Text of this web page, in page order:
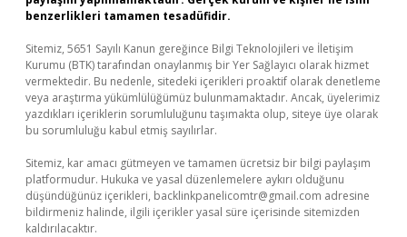
benzerlikleri tamamen tesadüfidir.
Sitemiz, 5651 Sayılı Kanun gereğince Bilgi Teknolojileri ve İletişim
Kurumu (BTK) tarafından onaylanmış bir Yer Sağlayıcı olarak hizmet
vermektedir. Bu nedenle, sitedeki içerikleri proaktif olarak denetleme
veya araştırma yükümlülüğümüz bulunmamaktadır. Ancak, üyelerimiz
yazdıkları içeriklerin sorumluluğunu taşımakta olup, siteye üye olarak
bu sorumluluğu kabul etmiş sayılırlar.
Sitemiz, kar amacı gütmeyen ve tamamen ücretsiz bir bilgi paylaşım
platformudur. Hukuka ve yasal düzenlemelere aykırı olduğunu
düşündüğünüz içerikleri, backlinkpanelicomtr@gmail.com adresine
bildirmeniz halinde, ilgili içerikler yasal süre içerisinde sitemizden
kaldırılacaktır.